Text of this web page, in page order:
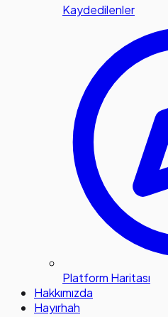
Kaydedilenler
Platform Haritası
Hakkımızda
Hayırhah